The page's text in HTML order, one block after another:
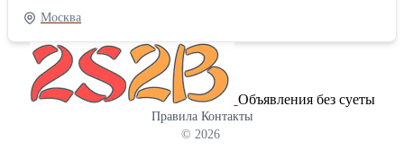
доступ к современным технологиям, что позволяет предложить
вам оптимальные решения для вашего объекта. Ознакомиться с
дополнительной информацией Вы можете на нашем сайте
Москва
Объявления без суеты
Правила Контакты
© 2026